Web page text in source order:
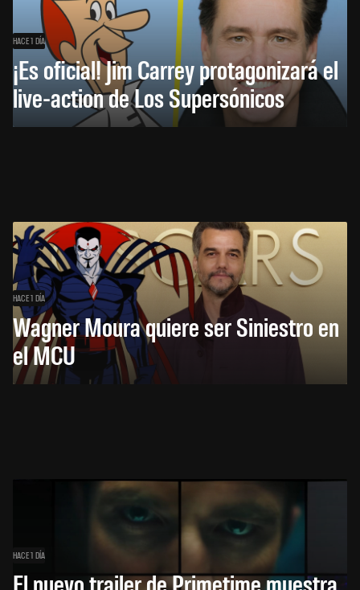
HACE 1 DÍA
¡Es oficial! Jim Carrey protagonizará el
live-action de Los Supersónicos
HACE 1 DÍA
Wagner Moura quiere ser Siniestro en
el MCU
HACE 1 DÍA